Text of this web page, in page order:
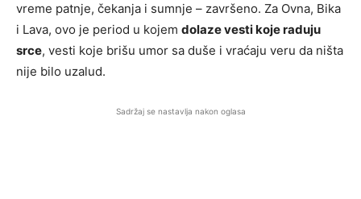
vreme patnje, čekanja i sumnje – završeno. Za Ovna, Bika
i Lava, ovo je period u kojem dolaze vesti koje raduju
srce, vesti koje brišu umor sa duše i vraćaju veru da ništa
nije bilo uzalud.
Sadržaj se nastavlja nakon oglasa